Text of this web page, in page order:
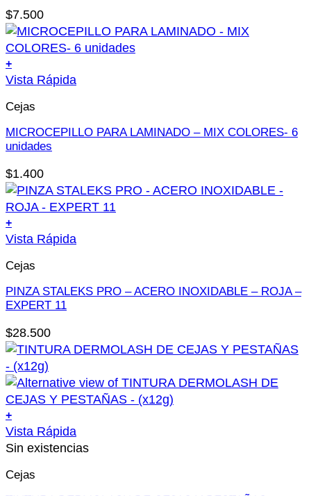
opciones
se
pueden
elegir
en
la
de
producto
$7.500
+
Vista Rápida
Cejas
MICROCEPILLO PARA LAMINADO – MIX COLORES- 6
unidades
$1.400
+
Este
tiene
múltiples
variantes.
opciones
se
pueden
elegir
en
la
página
de
producto
Vista Rápida
Cejas
PINZA STALEKS PRO – ACERO INOXIDABLE – ROJA –
EXPERT 11
$28.500
+
Este
producto
múltiples
Vista Rápida
Sin existencias
Cejas